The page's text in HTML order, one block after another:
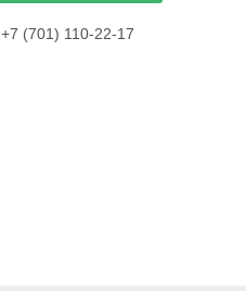
+7 (701) 110-22-17